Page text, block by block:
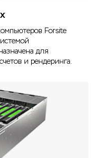
Forsite
для
и рендеринга.